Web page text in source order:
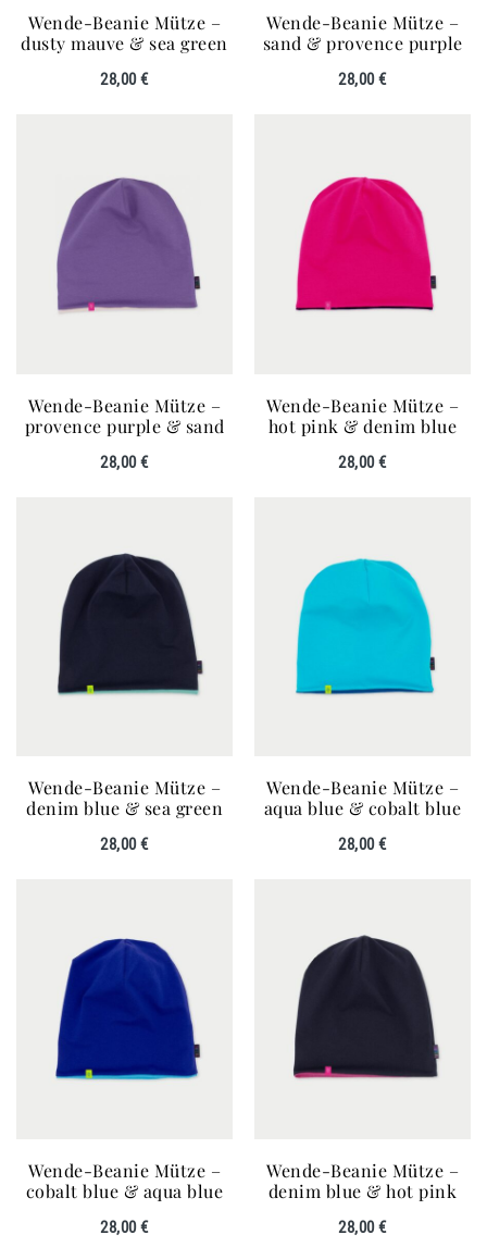
Wende-Beanie Mütze –
dusty mauve & sea green
28,00€
Wende-Beanie Mütze –
sand & provence purple
28,00€
Wende-Beanie Mütze –
provence purple & sand
28,00€
Wende-Beanie Mütze –
hot pink & denim blue
28,00€
Wende-Beanie Mütze –
denim blue & sea green
28,00€
Wende-Beanie Mütze –
aqua blue & cobalt blue
28,00€
Wende-Beanie Mütze –
cobalt blue & aqua blue
28,00€
Wende-Beanie Mütze –
denim blue & hot pink
28,00€